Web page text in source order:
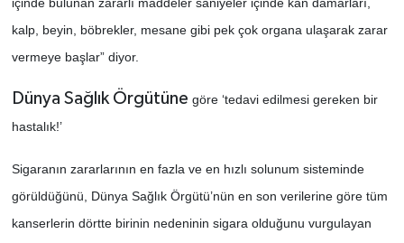
içinde bulunan zararlı maddeler saniyeler içinde kan damarları,
kalp, beyin, böbrekler, mesane gibi pek çok organa ulaşarak zarar
vermeye başlar” diyor.
Dünya Sağlık Örgütüne göre ‘tedavi edilmesi gereken bir
hastalık!’
Sigaranın zararlarının en fazla ve en hızlı solunum sisteminde
görüldüğünü, Dünya Sağlık Örgütü’nün en son verilerine göre tüm
kanserlerin dörtte birinin nedeninin sigara olduğunu vurgulayan